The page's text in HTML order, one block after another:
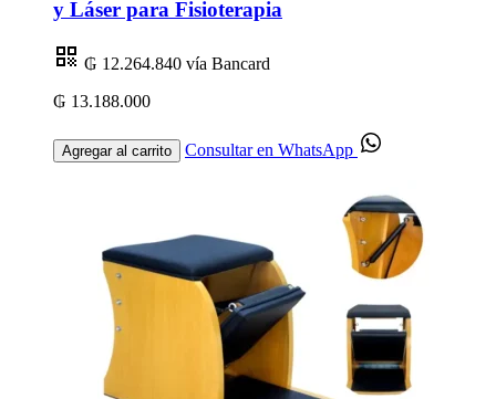
y Láser para Fisioterapia
₲ 12.264.840 vía Bancard
₲ 13.188.000
Agregar al carrito Consultar en WhatsApp